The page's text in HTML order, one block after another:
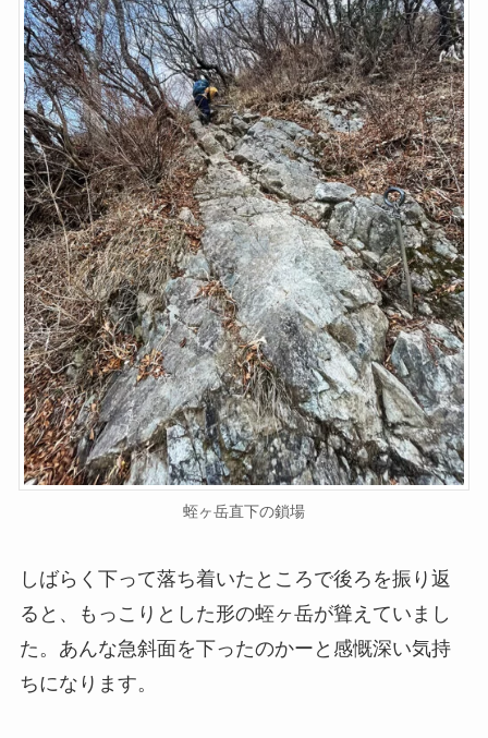
蛭ヶ岳直下の鎖場
しばらく下って落ち着いたところで後ろを振り返
ると、もっこりとした形の蛭ヶ岳が聳えていまし
た。あんな急斜面を下ったのかーと感慨深い気持
ちになります。